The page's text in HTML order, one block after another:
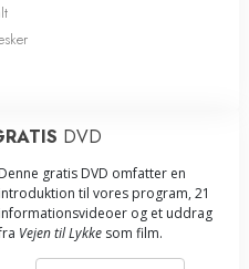
DVD
Denne gratis DVD omfatter en
introduktion til vores program, 21
informationsvideoer og et uddrag
Vejen til Lykke som film.